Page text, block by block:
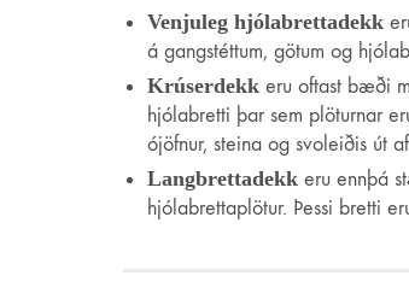
Venjuleg hjólabrettadekk
á gangstéttum, götum og
Krúserdekk eru oftast bæði
hjólabretti þar sem plöturnar
ójöfnur, steina og svoleiðis út
Langbrettadekk eru ennþá
hjólabrettaplötur. Þessi bretti